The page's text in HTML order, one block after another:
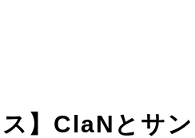
ス】ClaNとサ